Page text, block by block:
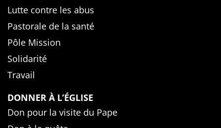
Lutte contre les abus
Pastorale de la santé
Pôle Mission
Solidarité
Travail
DONNER À L’ÉGLISE
Don pour la visite du Pape